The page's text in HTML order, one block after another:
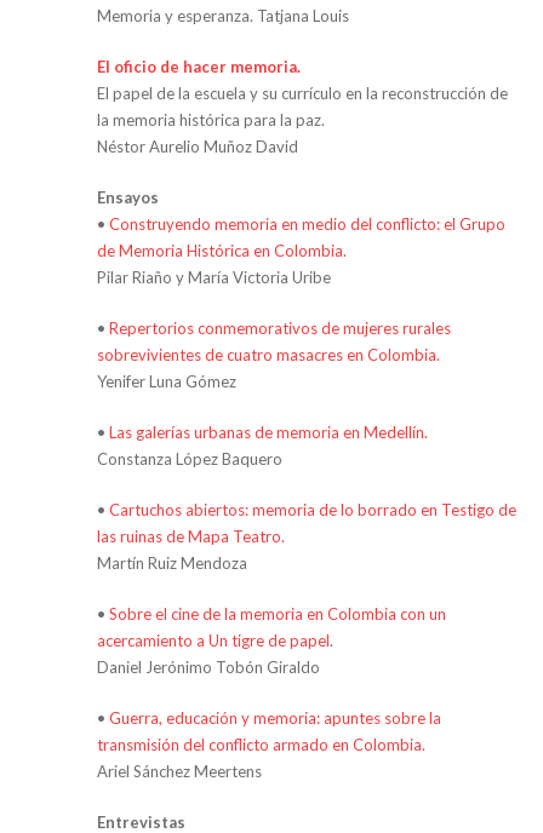
Memoria y esperanza. Tatjana Louis
El oficio de hacer memoria.
El papel de la escuela y su currículo en la reconstrucción de
la memoria histórica para la paz.
Néstor Aurelio Muñoz David
Ensayos
• Construyendo memoria en medio del conflicto: el Grupo
de Memoria Histórica en Colombia.
Pilar Riaño y María Victoria Uribe
• Repertorios conmemorativos de mujeres rurales
sobrevivientes de cuatro masacres en Colombia.
Yenifer Luna Gómez
• Las galerías urbanas de memoria en Medellín.
Constanza López Baquero
• Cartuchos abiertos: memoria de lo borrado en Testigo de
las ruinas de Mapa Teatro.
Martín Ruiz Mendoza
• Sobre el cine de la memoria en Colombia con un
acercamiento a Un tigre de papel.
Daniel Jerónimo Tobón Giraldo
• Guerra, educación y memoria: apuntes sobre la
transmisión del conflicto armado en Colombia.
Ariel Sánchez Meertens
Entrevistas